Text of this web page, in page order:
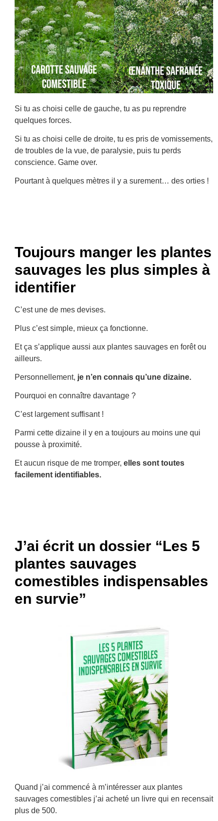
Si tu as choisi celle de gauche, tu as pu reprendre
quelques forces.
Si tu as choisi celle de droite, tu es pris de vomissements,
de troubles de la vue, de paralysie, puis tu perds
conscience. Game over.
Pourtant à quelques mètres il y a surement… des orties !
Toujours manger les plantes
sauvages les plus simples à
identifier
C’est une de mes devises.
Plus c’est simple, mieux ça fonctionne.
Et ça s’applique aussi aux plantes sauvages en forêt ou
ailleurs.
Personnellement, je n’en connais qu’une dizaine.
Pourquoi en connaître davantage ?
C’est largement suffisant !
Parmi cette dizaine il y en a toujours au moins une qui
pousse à proximité.
Et aucun risque de me tromper, elles sont toutes
facilement identifiables.
J’ai écrit un dossier “Les 5
plantes sauvages
comestibles indispensables
en survie”
Quand j’ai commencé à m’intéresser aux plantes
sauvages comestibles j’ai acheté un livre qui en recensait
plus de 500.